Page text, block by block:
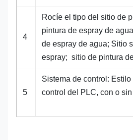
4
Rocíe el tipo del sitio de
pintura de espray de
de espray de agua; Sitio
espray; sitio de pintura
5
Sistema de control:
control del PLC, con o